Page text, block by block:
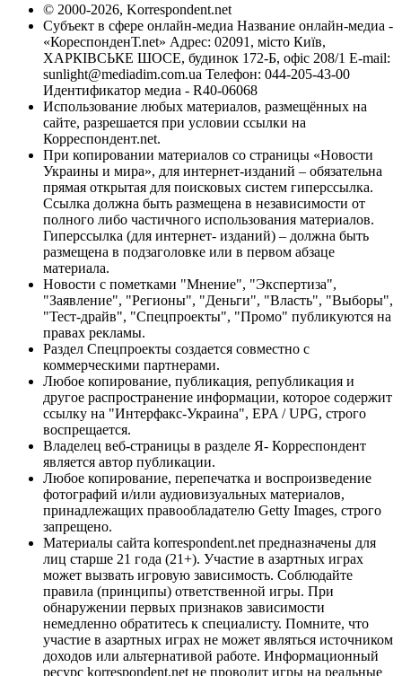
© 2000-2026, Korrespondent.net
Субъект в сфере онлайн-медиа Название онлайн-медиа -
«КореспонденТ.net» Адрес: 02091, місто Київ,
ХАРКІВСЬКЕ ШОСЕ, будинок 172-Б, офіс 208/1 E-mail:
sunlight@mediadim.com.ua Телефон: 044-205-43-00
Идентификатор медиа - R40-06068
Использование любых материалов, размещённых на
сайте, разрешается при условии ссылки на
Корреспондент.net.
При копировании материалов со страницы «Новости
Украины и мира», для интернет-изданий – обязательна
прямая открытая для поисковых систем гиперссылка.
Ссылка должна быть размещена в независимости от
полного либо частичного использования материалов.
Гиперссылка (для интернет- изданий) – должна быть
размещена в подзаголовке или в первом абзаце
материала.
Новости с пометками "Мнение", "Экспертиза",
"Заявление", "Регионы", "Деньги", "Власть", "Выборы",
"Тест-драйв", "Спецпроекты", "Промо" публикуются на
правах рекламы.
Раздел Спецпроекты создается совместно с
коммерческими партнерами.
Любое копирование, публикация, републикация и
другое распространение информации, которое содержит
ссылку на "Интерфакс-Украина", EPA / UPG, строго
воспрещается.
Владелец веб-страницы в разделе Я- Корреспондент
является автор публикации.
Любое копирование, перепечатка и воспроизведение
фотографий и/или аудиовизуальных материалов,
принадлежащих правообладателю Getty Images, строго
запрещено.
Материалы сайта korrespondent.net предназначены для
лиц старше 21 года (21+). Участие в азартных играх
может вызвать игровую зависимость. Соблюдайте
правила (принципы) ответственной игры. При
обнаружении первых признаков зависимости
немедленно обратитесь к специалисту. Помните, что
участие в азартных играх не может являться источником
доходов или альтернативой работе. Информационный
ресурс korrespondent.net не проводит игры на реальные